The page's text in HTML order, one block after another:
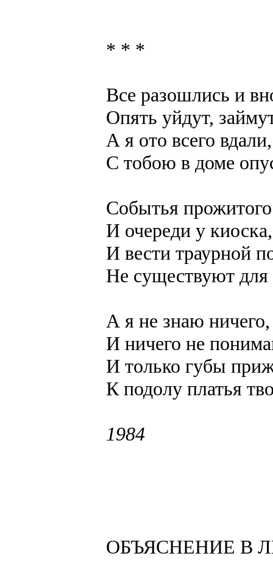
* * *
Все разошлись и
Опять уйдут,
А я ото всего вдали,
С тобою в доме
Событья
И очереди у киоска,
И вести траурной
Не существуют для
А я не знаю ничего,
И ничего не
И только губы
К подолу платья
1984
ОБЪЯСНЕНИЕ В